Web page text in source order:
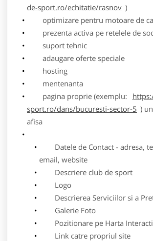
de-sport.ro/echitatie/rasnov )
optimizare pentru motoare de
prezenta activa pe retelele de
suport tehnic
adaugare oferte speciale
hosting
mentenanta
pagina proprie (exemplu:
sport.ro/dans/bucuresti-sector-5 )
afisa
Datele de Contact - adresa,
email, website
Descriere club de sport
Logo
Descrierea Serviciilor si a
Galerie Foto
Pozitionare pe Harta
Link catre propriul site